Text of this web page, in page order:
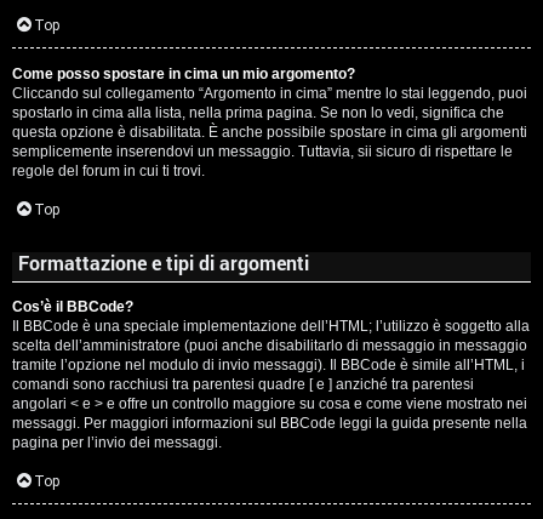
Top
Come posso spostare in cima un mio argomento?
Cliccando sul collegamento “Argomento in cima” mentre lo stai leggendo, puoi
spostarlo in cima alla lista, nella prima pagina. Se non lo vedi, significa che
questa opzione è disabilitata. È anche possibile spostare in cima gli argomenti
semplicemente inserendovi un messaggio. Tuttavia, sii sicuro di rispettare le
regole del forum in cui ti trovi.
Top
Formattazione e tipi di argomenti
Cos’è il BBCode?
Il BBCode è una speciale implementazione dell’HTML; l’utilizzo è soggetto alla
scelta dell’amministratore (puoi anche disabilitarlo di messaggio in messaggio
tramite l’opzione nel modulo di invio messaggi). Il BBCode è simile all’HTML, i
comandi sono racchiusi tra parentesi quadre [ e ] anziché tra parentesi
angolari < e > e offre un controllo maggiore su cosa e come viene mostrato nei
messaggi. Per maggiori informazioni sul BBCode leggi la guida presente nella
pagina per l’invio dei messaggi.
Top
g
i
D
'
A
g
o
s
t
i
n
o